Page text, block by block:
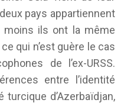
pays appartiennent
ils ont la même
qui n’est guère le cas
de l’ex-URSS.
entre l’identité
turcique d’Azerbaïdjan,